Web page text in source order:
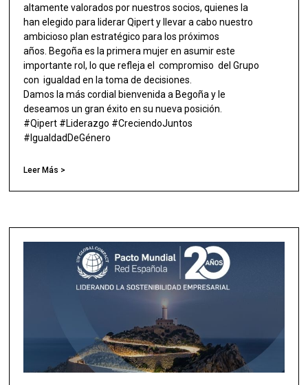
altamente valorados por nuestros socios, quienes la
han elegido para liderar Qipert y llevar a cabo nuestro
ambicioso plan estratégico para los próximos
años. Begoña es la primera mujer en asumir este
importante rol, lo que refleja el compromiso del Grupo
con igualdad en la toma de decisiones.
Damos la más cordial bienvenida a Begoña y le
deseamos un gran éxito en su nueva posición.
#Qipert #Liderazgo #CreciendoJuntos
#IgualdadDeGénero
Leer Más >